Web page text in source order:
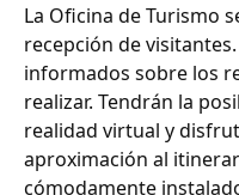
La Oficina de Turismo
recepción de
informados sobre los
realizar. Tendrán la
realidad virtual y
aproximación al
cómodamente